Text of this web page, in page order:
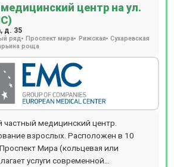
центр на ул.
д. 35
ряд Проспект мира Рижская
Сухаревская
роща
медицинский центр.
взрослых. Расположен в 10
Мира (кольцевая или
услуги современной